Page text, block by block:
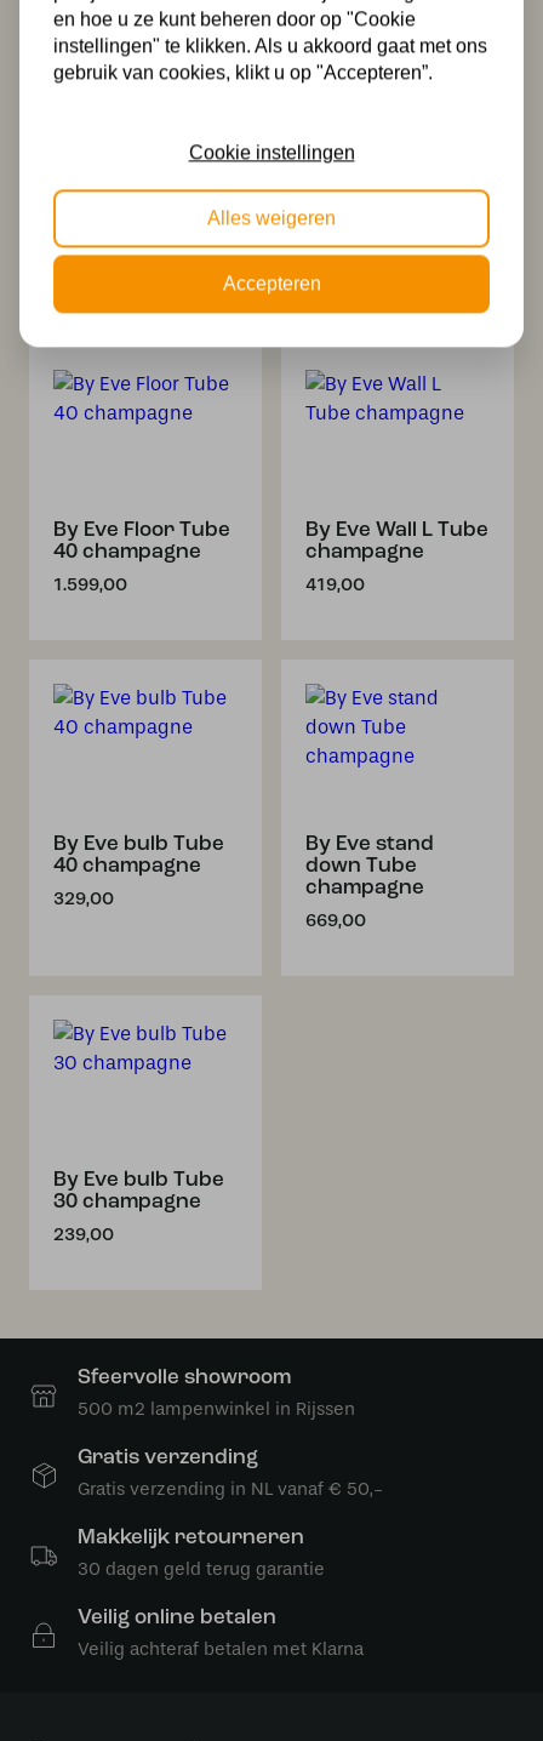
By Eve Table Tube
champagne
1.249,00
By Eve Table Tube
Wood 40
By Eve Floor Tube
40 champagne
1.599,00
By Eve Wall L Tube
champagne
419,00
By Eve bulb Tube
40 champagne
329,00
By Eve stand
down Tube
champagne
669,00
By Eve bulb Tube
30 champagne
239,00
Sfeervolle showroom
500 m2 lampenwinkel in Rijssen
Gratis verzending
Gratis verzending in NL vanaf € 50,-
Makkelijk retourneren
30 dagen geld terug garantie
Veilig online betalen
Veilig achteraf betalen met Klarna
en hoe u ze kunt beheren door op "Cookie
instellingen" te klikken. Als u akkoord gaat met ons
gebruik van cookies, klikt u op "Accepteren”.
Cookie instellingen
Alles weigeren
Accepteren